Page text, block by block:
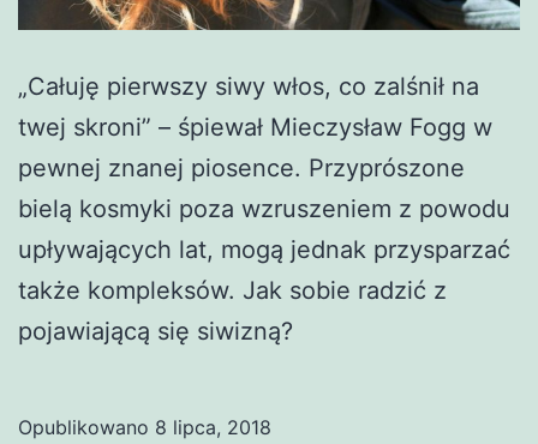
„Całuję pierwszy siwy włos, co zalśnił na
twej skroni” – śpiewał Mieczysław Fogg w
pewnej znanej piosence. Przyprószone
bielą kosmyki poza wzruszeniem z powodu
upływających lat, mogą jednak przysparzać
także kompleksów. Jak sobie radzić z
pojawiającą się siwizną?
Opublikowano 8 lipca, 2018